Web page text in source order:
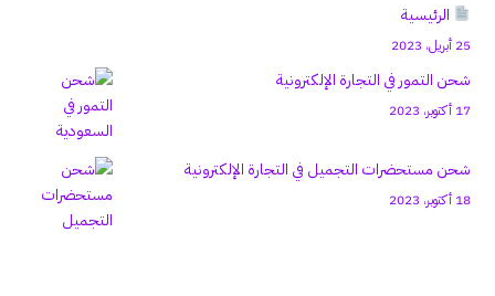
الرئيسية
25 أبريل، 2023
شحن التمور في التجارة الإلكترونية
17 أكتوبر، 2023
شحن مستحضرات التجميل في التجارة الإلكترونية
18 أكتوبر، 2023